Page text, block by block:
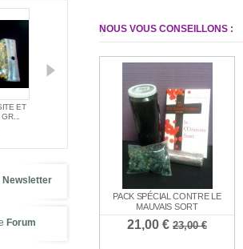
ET
PACK SPÉCIAL AMOUR
ENCENS
SANTÉ
7,80 €
Newsletter
Forum
NOUS VOUS CONSEILLONS :
PACK SPÉCIAL CONTRE LE
MAUVAIS SORT
21,00 € 23,00 €